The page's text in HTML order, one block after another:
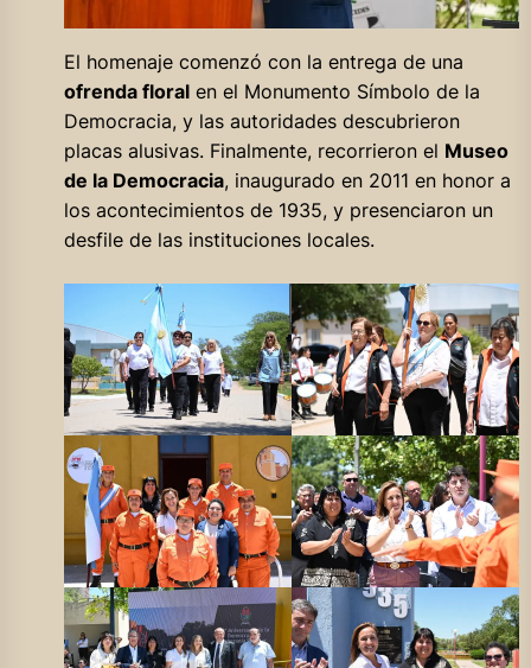
El homenaje comenzó con la entrega de una
ofrenda floralen el Monumento Símbolo de la
Democracia, y las autoridades descubrieron
placas alusivas. Finalmente, recorrieron el Museo
de la Democracia, inaugurado en 2011 en honor a
los acontecimientos de 1935, y presenciaron un
desfile de las instituciones locales.